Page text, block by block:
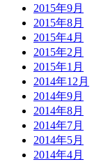
2015年9月
2015年8月
2015年4月
2015年2月
2015年1月
2014年12月
2014年9月
2014年8月
2014年7月
2014年5月
2014年4月